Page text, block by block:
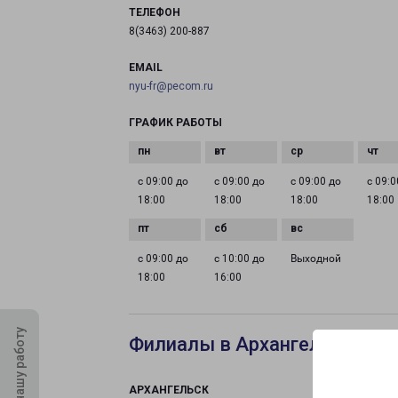
ТЕЛЕФОН
8(3463) 200-887
EMAIL
nyu-fr@pecom.ru
ГРАФИК РАБОТЫ
с 09:00 до
18:00
с 09:00 до
18:00
с 09:00 до
18:00
с
18:00
с 09:00 до
18:00
с 10:00 до
16:00
Выходной
Филиалы в Архангельске
АРХАНГЕЛЬСК